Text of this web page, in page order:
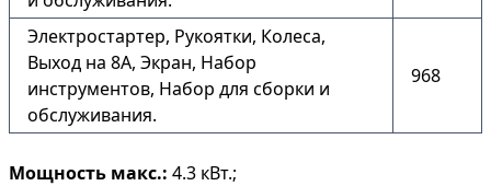
Электростартер, Рукоятки, Колеса,
Выход на 8А, Экран, Набор
инструментов, Набор для сборки и
обслуживания.
968
Мощность макс.: 4.3 кВт.;